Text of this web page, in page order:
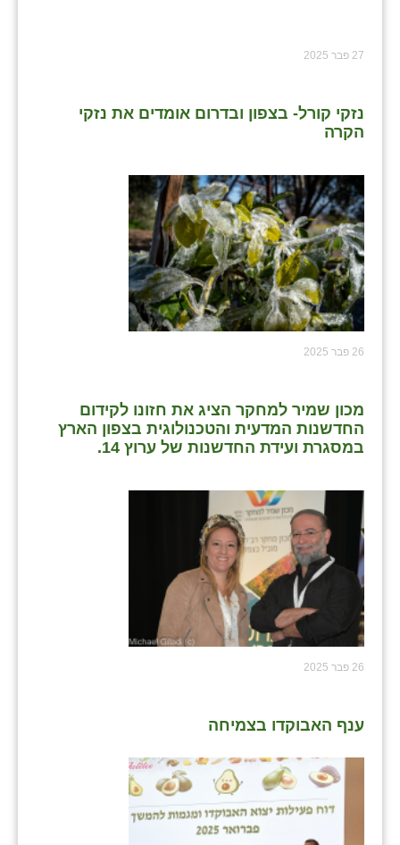
27 פבר 2025
נזקי קורל- בצפון ובדרום אומדים את נזקי
הקרה
26 פבר 2025
מכון שמיר למחקר הציג את חזונו לקידום
החדשנות המדעית והטכנולוגית בצפון הארץ
במסגרת ועידת החדשנות של ערוץ 14.
26 פבר 2025
ענף האבוקדו בצמיחה